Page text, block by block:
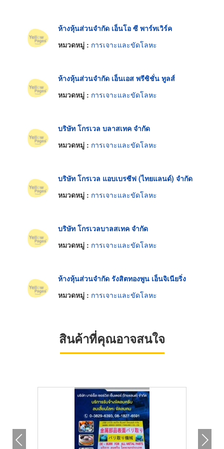
ห้างหุ้นส่วนจำกัด เอ็นโอ ซี พาร์ทเวิร์ค
หมวดหมู่ : การเจาะและขัดโลหะ
ห้างหุ้นส่วนจำกัด เอ็นเอส พรีซิชั่น ทูลส์
หมวดหมู่ : การเจาะและขัดโลหะ
บริษัท โกรเวล บลาสเทค จำกัด
หมวดหมู่ : การเจาะและขัดโลหะ
บริษัท โกรเวล แอบเบรซีฟ (ไทยแลนด์) จำกัด
หมวดหมู่ : การเจาะและขัดโลหะ
บริษัท โกรเวลบาลสเทค จำกัด
หมวดหมู่ : การเจาะและขัดโลหะ
ห้างหุ้นส่วนจำกัด รังสิตทองพูน เอ็นจิเนียริ่ง
หมวดหมู่ : การเจาะและขัดโลหะ
สินค้าที่คุณอาจสนใจ